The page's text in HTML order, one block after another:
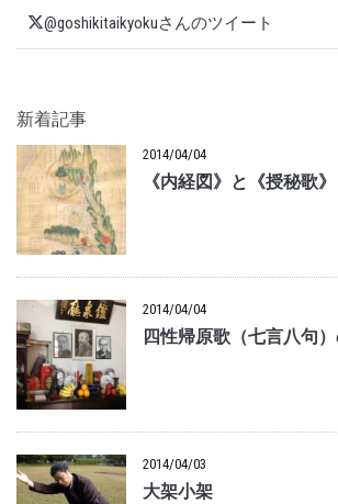
@goshikitaikyokuさんのツイート
新着記事
2014/04/04
《内経図》と《授秘歌》
2014/04/04
四性帰原歌（七言八句
2014/04/03
大架小架